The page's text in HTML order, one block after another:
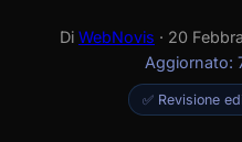
Di WebNovis · 20
Aggiornato:
✅ Revisione